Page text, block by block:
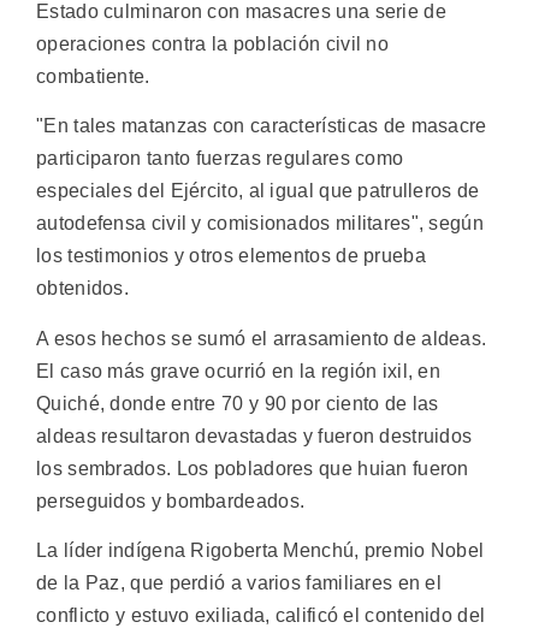
Estado culminaron con masacres una serie de
operaciones contra la población civil no
combatiente.
"En tales matanzas con características de masacre
participaron tanto fuerzas regulares como
especiales del Ejército, al igual que patrulleros de
autodefensa civil y comisionados militares", según
los testimonios y otros elementos de prueba
obtenidos.
A esos hechos se sumó el arrasamiento de aldeas.
El caso más grave ocurrió en la región ixil, en
Quiché, donde entre 70 y 90 por ciento de las
aldeas resultaron devastadas y fueron destruidos
los sembrados. Los pobladores que huian fueron
perseguidos y bombardeados.
La líder indígena Rigoberta Menchú, premio Nobel
de la Paz, que perdió a varios familiares en el
conflicto y estuvo exiliada, calificó el contenido del